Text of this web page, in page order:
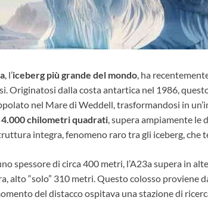
, l’iceberg più grande del mondo, ha
Originatosi dalla costa antartica nel 1986,
nel Mare di Weddell, trasformandosi in
4.000 chilometri quadrati, supera ampiamente le
integra, fenomeno raro tra gli iceberg, che
spessore di circa 400 metri, l’A23a supera in
alto “solo” 310 metri. Questo colosso proviene
del distacco ospitava una stazione di